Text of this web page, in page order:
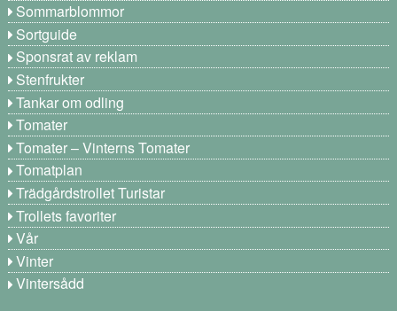
Sommarblommor
Sortguide
Sponsrat av reklam
Stenfrukter
Tankar om odling
Tomater
Tomater – Vinterns Tomater
Tomatplan
Trädgårdstrollet Turistar
Trollets favoriter
Vår
Vinter
Vintersådd